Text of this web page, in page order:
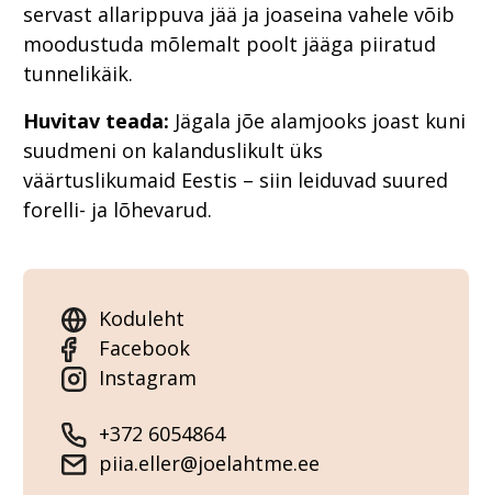
servast allarippuva jää ja joaseina vahele võib
moodustuda mõlemalt poolt jääga piiratud
tunnelikäik.
Huvitav teada: Jägala jõe alamjooks joast kuni
suudmeni on kalanduslikult üks
väärtuslikumaid Eestis – siin leiduvad suured
forelli- ja lõhevarud.
Koduleht
Facebook
Instagram
+372 6054864
piia.eller@joelahtme.ee